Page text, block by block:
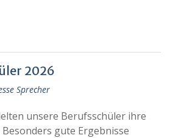
2026
Sprecher
unsere Berufsschüler ihre
gute Ergebnisse